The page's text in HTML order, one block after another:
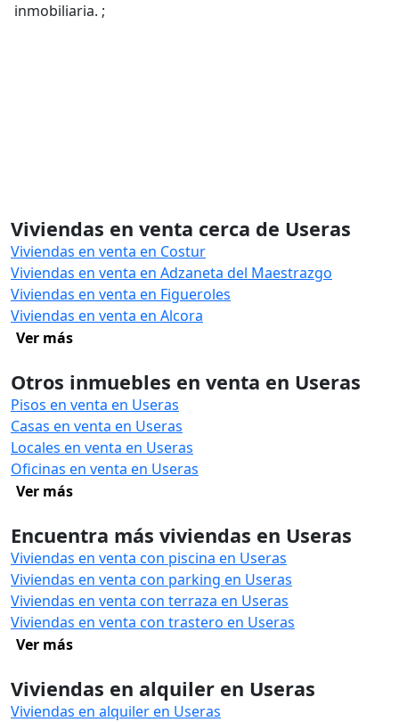
inmobiliaria. ;
Viviendas en venta cerca de Useras
Viviendas en venta en Costur
Viviendas en venta en Adzaneta del Maestrazgo
Viviendas en venta en Figueroles
Viviendas en venta en Alcora
Ver más
Otros inmuebles en venta en Useras
Pisos en venta en Useras
Casas en venta en Useras
Locales en venta en Useras
Oficinas en venta en Useras
Ver más
Encuentra más viviendas en Useras
Viviendas en venta con piscina en Useras
Viviendas en venta con parking en Useras
Viviendas en venta con terraza en Useras
Viviendas en venta con trastero en Useras
Ver más
Viviendas en alquiler en Useras
Viviendas en alquiler en Useras